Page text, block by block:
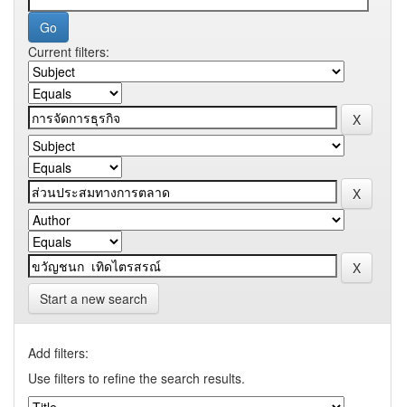
Current filters:
Start a new search
Add filters:
Use filters to refine the search results.